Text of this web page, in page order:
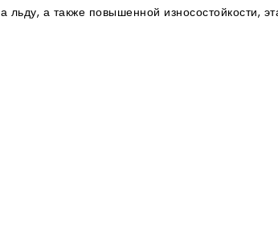
а также повышенной износостойкости,